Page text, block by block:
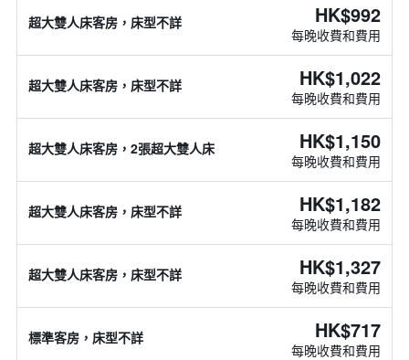
超大雙人床客房，床型不詳 HK$992
每晚收費和費用
超大雙人床客房，床型不詳 HK$1,022
每晚收費和費用
超大雙人床客房，2張超大雙人床 HK$1,150
每晚收費和費用
超大雙人床客房，床型不詳 HK$1,182
每晚收費和費用
超大雙人床客房，床型不詳 HK$1,327
每晚收費和費用
標準客房，床型不詳 HK$717
每晚收費和費用